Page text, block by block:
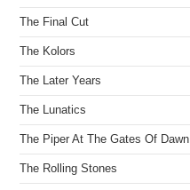
The Final Cut
The Kolors
The Later Years
The Lunatics
The Piper At The Gates Of Dawn
The Rolling Stones